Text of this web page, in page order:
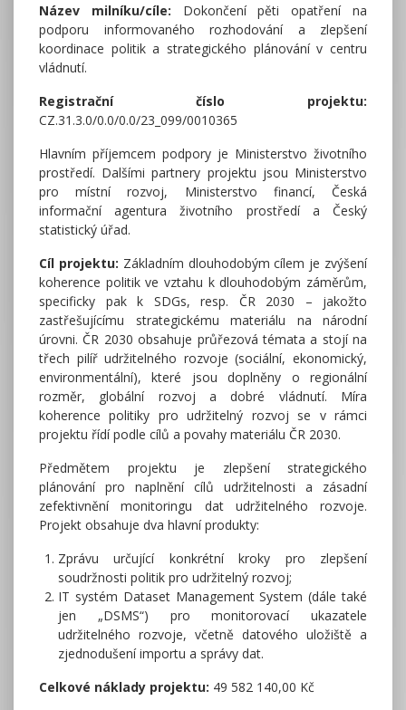
Název milníku/cíle: Dokončení pěti opatření na
podporu informovaného rozhodování a zlepšení
koordinace politik a strategického plánování v centru
vládnutí.
Registrační číslo projektu:
CZ.31.3.0/0.0/0.0/23_099/0010365
Hlavním příjemcem podpory je Ministerstvo životního
prostředí. Dalšími partnery projektu jsou Ministerstvo
pro místní rozvoj, Ministerstvo financí, Česká
informační agentura životního prostředí a Český
statistický úřad.
Cíl projektu: Základním dlouhodobým cílem je zvýšení
koherence politik ve vztahu k dlouhodobým záměrům,
specificky pak k SDGs, resp. ČR 2030 – jakožto
zastřešujícímu strategickému materiálu na národní
úrovni. ČR 2030 obsahuje průřezová témata a stojí na
třech pilíř udržitelného rozvoje (sociální, ekonomický,
environmentální), které jsou doplněny o regionální
rozměr, globální rozvoj a dobré vládnutí. Míra
koherence politiky pro udržitelný rozvoj se v rámci
projektu řídí podle cílů a povahy materiálu ČR 2030.
Předmětem projektu je zlepšení strategického
plánování pro naplnění cílů udržitelnosti a zásadní
zefektivnění monitoringu dat udržitelného rozvoje.
Projekt obsahuje dva hlavní produkty:
Zprávu určující konkrétní kroky pro zlepšení
soudržnosti politik pro udržitelný rozvoj;
IT systém Dataset Management System (dále také
jen „DSMS“) pro monitorovací ukazatele
udržitelného rozvoje, včetně datového uložiště a
zjednodušení importu a správy dat.
Celkové náklady projektu: 49 582 140,00 Kč